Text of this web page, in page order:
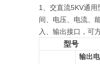
1、交直流5KV通
间、电压、电流、
入、输出接口，可
型号
输出电